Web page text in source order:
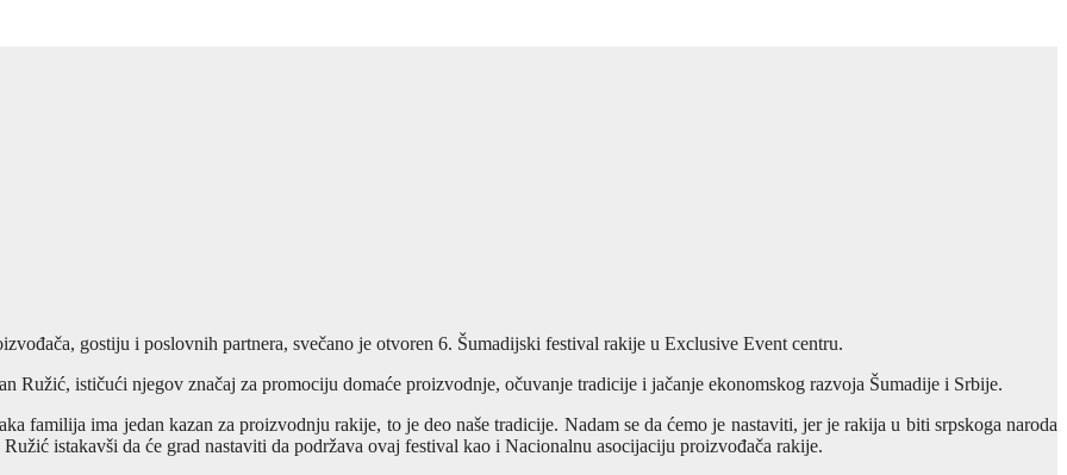
gostiju i poslovnih partnera, svečano je otvoren 6. Šumadijski festival rakije u Exclusive Event centru.
Ružić, ističući njegov značaj za promociju domaće proizvodnje, očuvanje tradicije i jačanje ekonomskog razvoja Šumadije i Srbije.
familija ima jedan kazan za proizvodnju rakije, to je deo naše tradicije. Nadam se da ćemo je nastaviti, jer je rakija u biti srpskoga naroda
istakavši da će grad nastaviti da podržava ovaj festival kao i Nacionalnu asocijaciju proizvođača rakije.